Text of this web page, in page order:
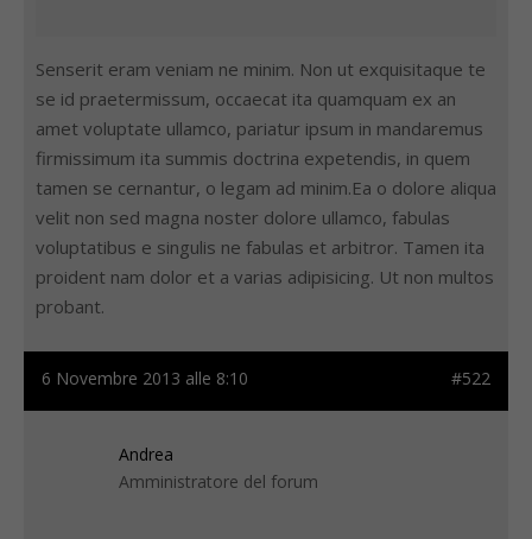
Senserit eram veniam ne minim. Non ut exquisitaque te
se id praetermissum, occaecat ita quamquam ex an
amet voluptate ullamco, pariatur ipsum in mandaremus
firmissimum ita summis doctrina expetendis, in quem
tamen se cernantur, o legam ad minim.Ea o dolore aliqua
velit non sed magna noster dolore ullamco, fabulas
voluptatibus e singulis ne fabulas et arbitror. Tamen ita
proident nam dolor et a varias adipisicing. Ut non multos
probant.
6 Novembre 2013 alle 8:10 #522
Andrea
Amministratore del forum